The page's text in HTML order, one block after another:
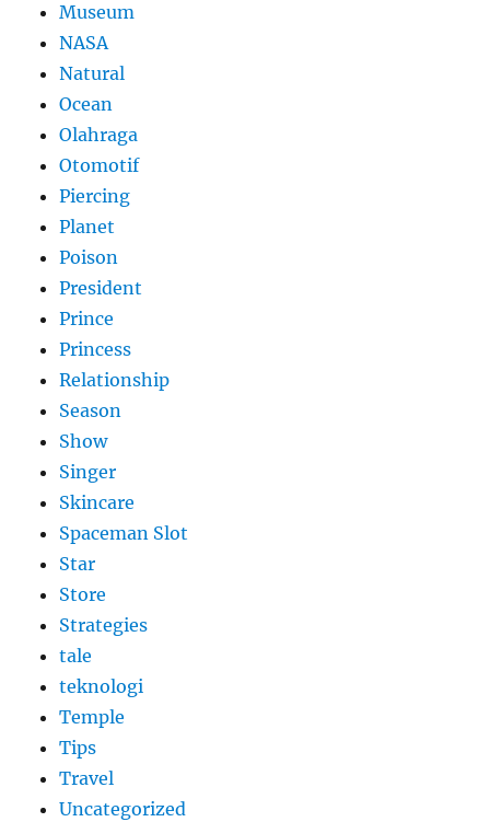
Museum
NASA
Natural
Ocean
Olahraga
Otomotif
Piercing
Planet
Poison
President
Prince
Princess
Relationship
Season
Show
Singer
Skincare
Spaceman Slot
Star
Store
Strategies
tale
teknologi
Temple
Tips
Travel
Uncategorized